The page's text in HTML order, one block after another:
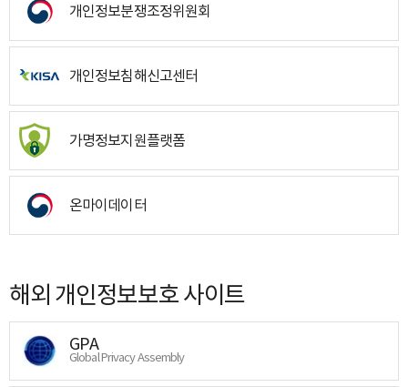
개인정보분쟁조정위원회
개인정보침해신고센터
가명정보지원플랫폼
온마이데이터
해외 개인정보보호 사이트
GPA
Global Privacy Assembly